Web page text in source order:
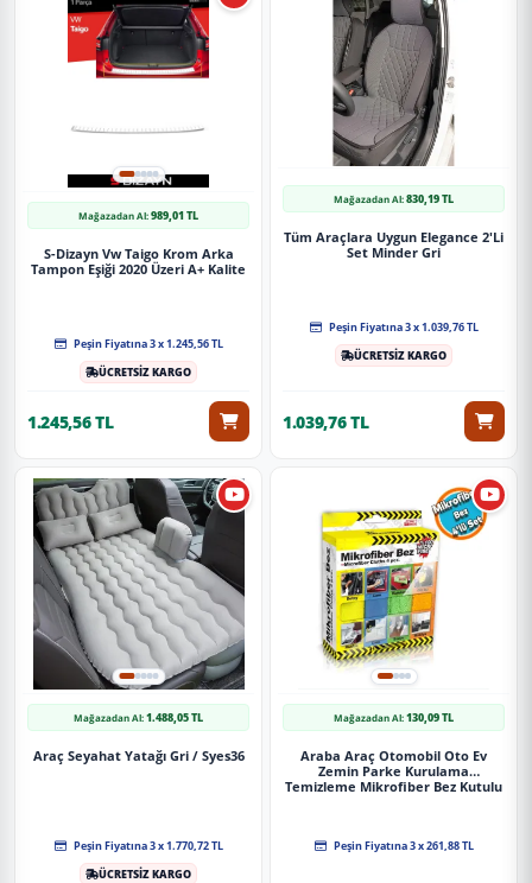
Mağazadan Al:989,01 TL
S-Dizayn Vw Taigo Krom Arka
Tampon Eşiği 2020 Üzeri A+ Kalite
Peşin Fiyatına 3 x 1.245,56 TL
ÜCRETSİZ KARGO
1.245,56 TL
Mağazadan Al:830,19 TL
Tüm Araçlara Uygun Elegance 2'Li
Set Minder Gri
Peşin Fiyatına 3 x 1.039,76 TL
ÜCRETSİZ KARGO
1.039,76 TL
Mağazadan Al:1.488,05 TL
Araç Seyahat Yatağı Gri / Syes36
Peşin Fiyatına 3 x 1.770,72 TL
ÜCRETSİZ KARGO
Mağazadan Al:130,09 TL
Araba Araç Otomobil Oto Ev
Zemin Parke Kurulama
Temizleme Mikrofiber Bez Kutulu
Peşin Fiyatına 3 x 261,88 TL